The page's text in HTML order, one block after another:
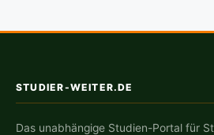
STUDIER-WEITER.DE
Das unabhängige Studien-Portal für